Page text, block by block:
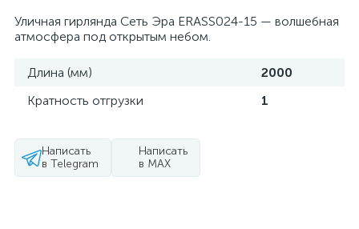
Уличная гирлянда Сеть Эра ERASS024-15 — волшебная
атмосфера под открытым небом.
Длина (мм)
2000
Кратность отгрузки
1
Написать
в Telegram
Написать
в MAX